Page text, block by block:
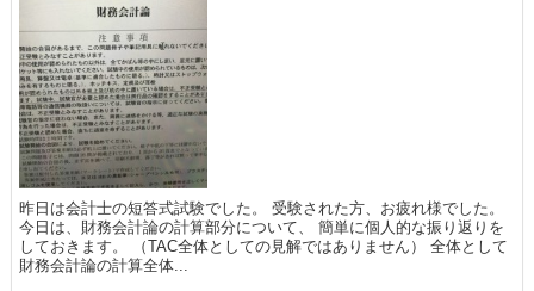
昨日は会計士の短答式試験でした。 受験された方、お疲れ様でした。
今日は、財務会計論の計算部分について、 簡単に個人的な振り返りを
しておきます。 （TAC全体としての見解ではありません） 全体として
財務会計論の計算全体...